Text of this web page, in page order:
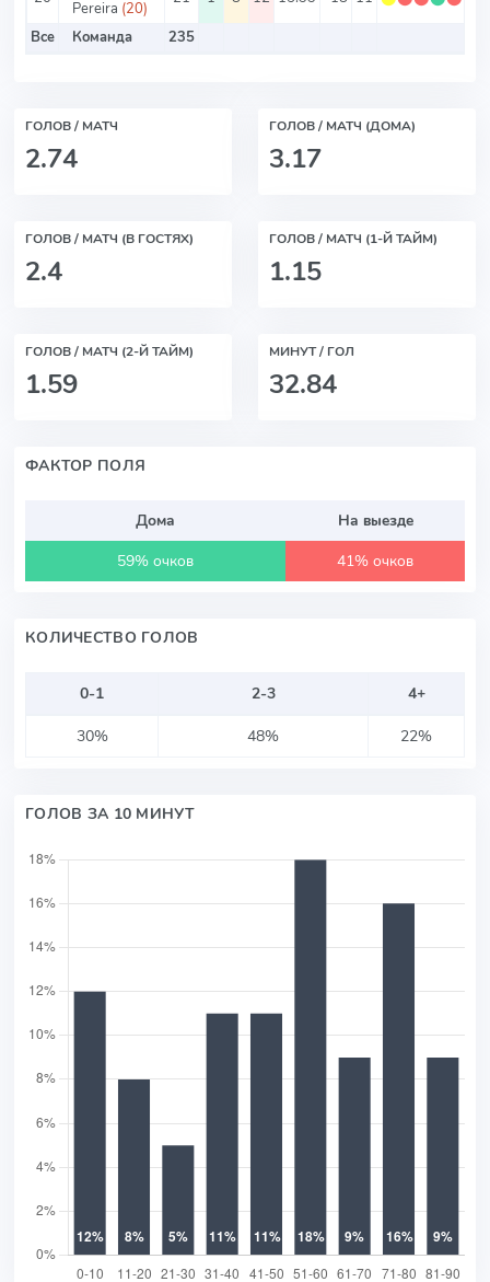
Pereira (20)
Все
Команда 235
ГОЛОВ / МАТЧ
2.74
ГОЛОВ / МАТЧ (ДОМА)
3.17
ГОЛОВ / МАТЧ (В ГОСТЯХ)
2.4
ГОЛОВ / МАТЧ (1-Й ТАЙМ)
1.15
ГОЛОВ / МАТЧ (2-Й ТАЙМ)
1.59
МИНУТ / ГОЛ
32.84
ФАКТОР ПОЛЯ
Дома
На выезде
59% очков
41% очков
КОЛИЧЕСТВО ГОЛОВ
0-1 2-3
4+
30%
48% 22%
ГОЛОВ ЗА 10 МИНУТ